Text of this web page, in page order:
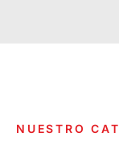
NUESTRO